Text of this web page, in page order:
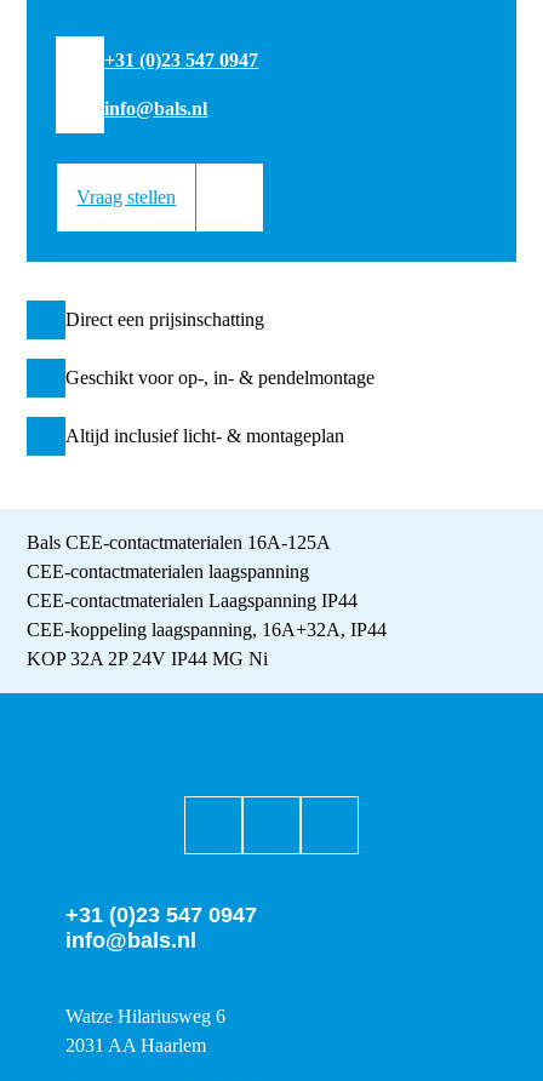
+31 (0)23 547 0947
info@bals.nl
Vraag stellen
Direct een prijsinschatting
Geschikt voor op-, in- & pendelmontage
Altijd inclusief licht- & montageplan
Bals CEE-contactmaterialen 16A-125A
CEE-contactmaterialen laagspanning
CEE-contactmaterialen Laagspanning IP44
CEE-koppeling laagspanning, 16A+32A, IP44
KOP 32A 2P 24V IP44 MG Ni
+31 (0)23 547 0947
info@bals.nl
Watze Hilariusweg 6
2031 AA Haarlem